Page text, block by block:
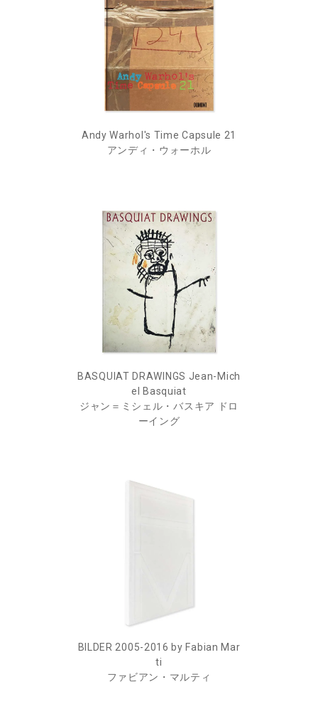
Andy Warhol's Time Capsule 21
アンディ・ウォーホル
BASQUIAT DRAWINGS Jean-Mich
el Basquiat
ジャン＝ミシェル・バスキア ドロ
ーイング
BILDER 2005-2016 by Fabian Mar
ti
ファビアン・マルティ